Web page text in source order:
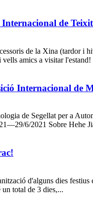
de
de la Xina (tardor i
amics a visitar l'estand!
Internacional de
de Segellat per a
6/2021 Sobre Hehe
d'alguns dies
total de 3 dies,...